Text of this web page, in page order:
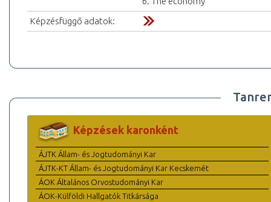
Képzésfüggő adatok:
Képzések karonként
ÁJTK Állam- és Jogtudományi Kar
ÁJTK-KT Állam- és Jogtudományi Kar Kecskemét
ÁOK Általános Orvostudományi Kar
ÁOK-Külföldi Hallgatók Titkársága